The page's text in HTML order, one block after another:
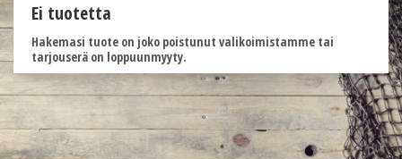
Ei tuotetta
Hakemasi tuote on joko poistunut valikoimistamme tai
tarjouserä on loppuunmyyty.